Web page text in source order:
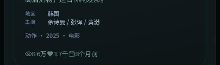
地区 韩国
主演
佘诗曼 / 张译 / 黄渤
动作· 2025 · 电影
8.6万 3.7千 8个月前